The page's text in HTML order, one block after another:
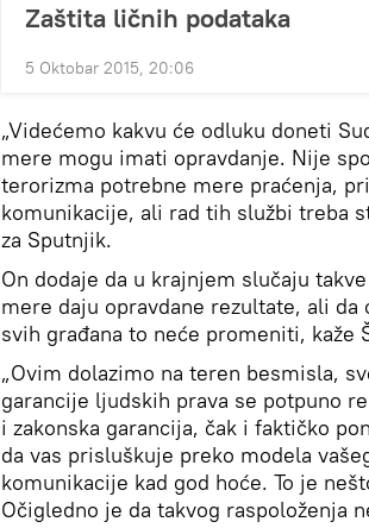
Zaštita ličnih podataka
5 Oktobar 2015, 20:06
„Videćemo kakvu će odluku doneti
mere mogu imati opravdanje. Nije
terorizma potrebne mere praćenja,
komunikacije, ali rad tih službi treba
za Sputnjik.
On dodaje da u krajnjem slučaju
mere daju opravdane rezultate, ali
svih građana to neće promeniti, kaže
„Ovim dolazimo na teren besmisla,
garancije ljudskih prava se potpuno
i zakonska garancija, čak i faktičko
da vas prisluškuje preko modela
komunikacije kad god hoće. To je
Očigledno je da takvog raspoloženja